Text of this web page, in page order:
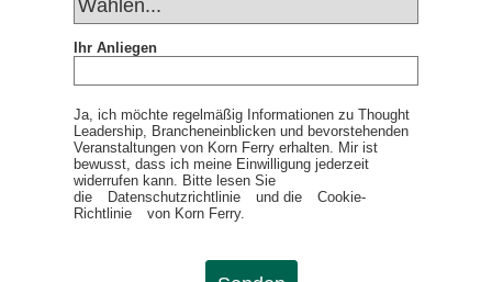
Ihr Anliegen
Ja, ich möchte regelmäßig Informationen zu Thought
Leadership, Brancheneinblicken und bevorstehenden
Veranstaltungen von Korn Ferry erhalten. Mir ist
bewusst, dass ich meine Einwilligung jederzeit
widerrufen kann. Bitte lesen Sie
die
Datenschutzrichtlinie und die
Cookie-
Richtlinie
von Korn Ferry.